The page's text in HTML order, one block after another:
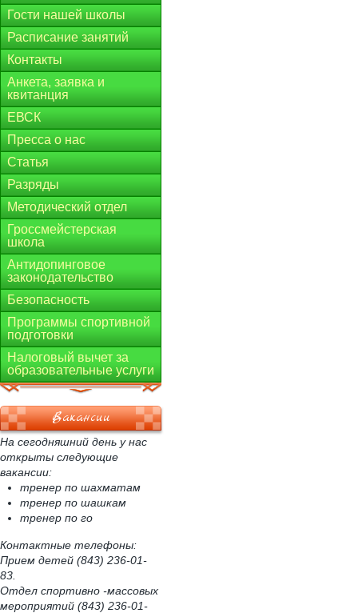
Гости нашей школы
Расписание занятий
Контакты
Анкета, заявка и
квитанция
ЕВСК
Пресса о нас
Статья
Разряды
Методический отдел
Гроссмейстерская
школа
Антидопинговое
законодательство
Безопасность
Программы спортивной
подготовки
Налоговый вычет за
образовательные услуги
Вакансии
На сегодняшний день у нас
открыты следующие
вакансии:
тренер по шахматам
тренер по шашкам
тренер по го
Контактные телефоны:
Прием детей (843) 236-01-
83.
Отдел спортивно -массовых
мероприятий (843) 236-01-